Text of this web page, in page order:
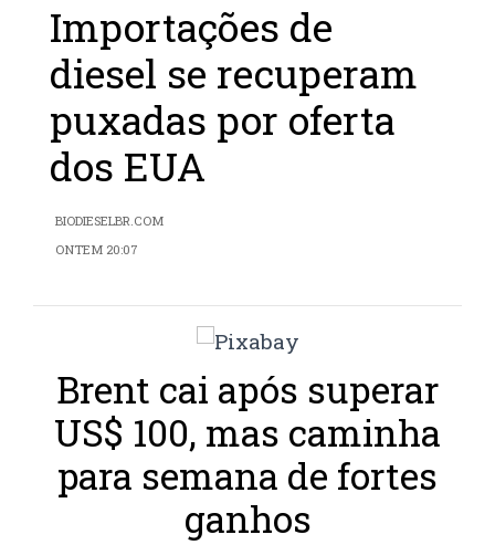
Importações de
diesel se recuperam
puxadas por oferta
dos EUA
BIODIESELBR.COM
ONTEM 20:07
Brent cai após superar
US$ 100, mas caminha
para semana de fortes
ganhos